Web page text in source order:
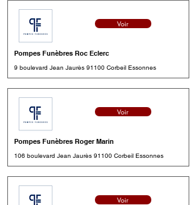
Voir
Pompes Funèbres Roc Eclerc
9 boulevard Jean Jaurès 91100 Corbeil Essonnes
Voir
Pompes Funèbres Roger Marin
106 boulevard Jean Jaurès 91100 Corbeil Essonnes
Voir